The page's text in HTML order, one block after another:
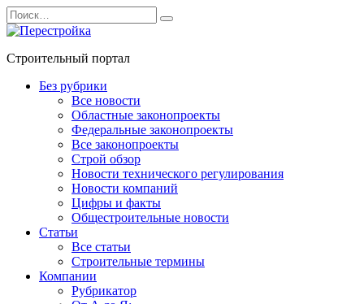
Перейти
к
содержанию
Search
for:
Строительный портал
Без рубрики
Все новости
Областные законопроекты
Федеральные законопроекты
Все законопроекты
Строй обзор
Новости технического регулирования
Новости компаний
Цифры и факты
Общестроительные новости
Статьи
Все статьи
Строительные термины
Компании
Рубрикатор